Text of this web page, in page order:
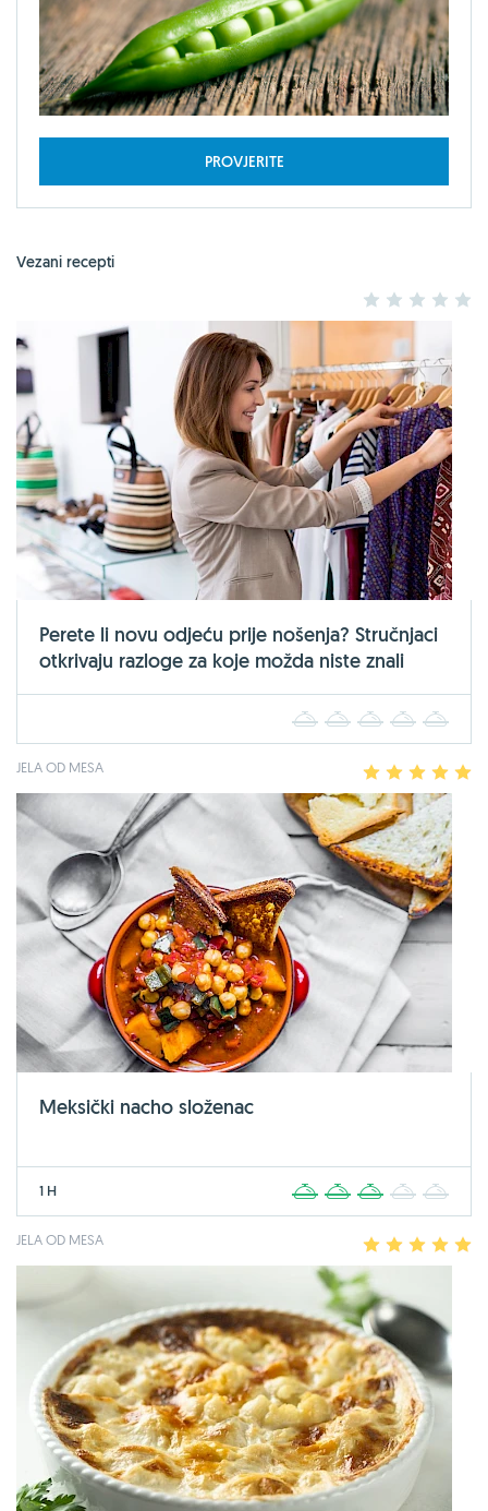
PROVJERITE
Vezani recepti
2 3 4
Perete li novu odjeću prije nošenja? Stručnjaci
otkrivaju razloge za koje možda niste znali
2 3 4
JELA OD MESA 2 3 4
Meksički nacho složenac
1 H 2 3 4
JELA OD MESA 2 3 4